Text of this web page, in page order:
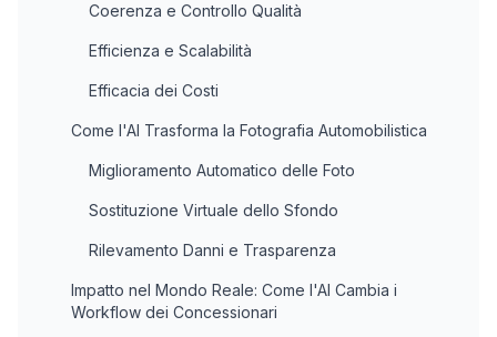
Coerenza e Controllo Qualità
Efficienza e Scalabilità
Efficacia dei Costi
Come l'AI Trasforma la Fotografia Automobilistica
Miglioramento Automatico delle Foto
Sostituzione Virtuale dello Sfondo
Rilevamento Danni e Trasparenza
Impatto nel Mondo Reale: Come l'AI Cambia i
Workflow dei Concessionari